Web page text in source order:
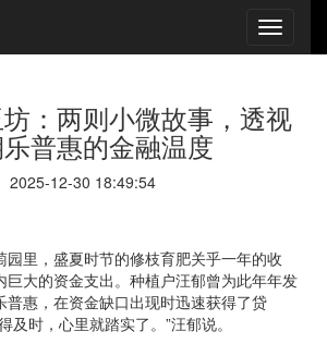
：两则小微故事，透视
普惠的金融温度
2025-12-30 18:49:54
园里，盛夏时节的修枝育肥关乎一年的收
巨大的资金支出。种植户汪郁曾为此年年发
普惠，在资金缺口出现时迅速获得了贷
及时，心里就踏实了。”汪郁说。